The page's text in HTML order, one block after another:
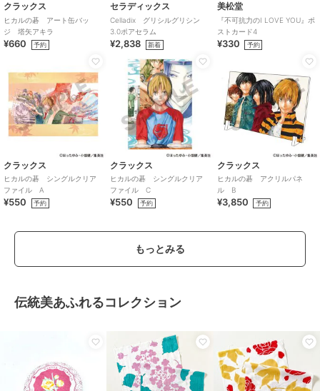
クラックス
ヒカルの碁 アート缶バッ
ジ 塔矢アキラ
¥660 予約
セラディックス
Celladix グリシルグリシン
3.0ポアセラム
¥2,838 新着
美松堂
『不可抗力のI LOVE YOU』ポ
ストカード4
¥330 予約
クラックス
ヒカルの碁 シングルクリア
ファイル A
¥550 予約
クラックス
ヒカルの碁 シングルクリア
ファイル C
¥550 予約
クラックス
ヒカルの碁 アクリルパネ
ル B
¥3,850 予約
もっとみる
伝統美あふれるコレクション